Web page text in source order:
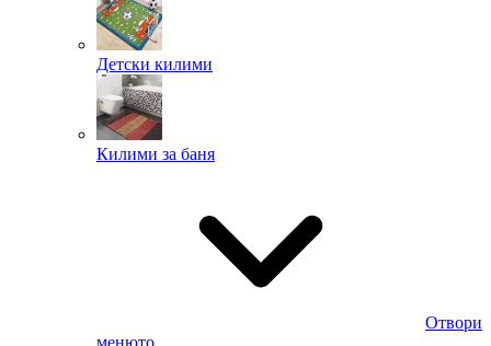
Детски килими
Килими за баня
Отвори
менюто